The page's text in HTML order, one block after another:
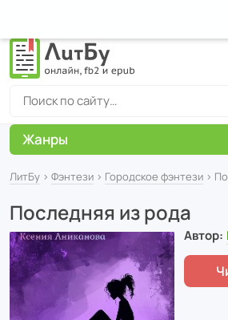
ЛитБу › Фэнтези › Городское фэнтези ›
Последняя из рода
Автор:
Жанры